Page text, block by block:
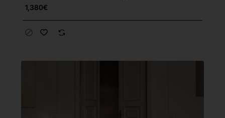
1,380€